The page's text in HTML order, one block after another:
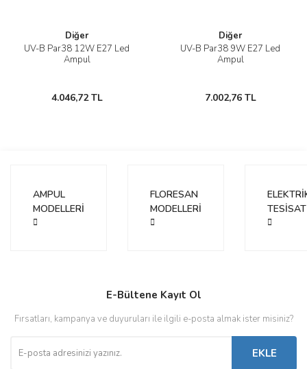
Diğer
UV-B Par38 12W E27 Led
Ampul
4.046,72 TL
Diğer
UV-B Par38 9W E27 Led
Ampul
7.002,76 TL
AMPUL
MODELLERİ
FLORESAN
MODELLERİ
TESİSAT
E-Bültene Kayıt Ol
Fırsatları, kampanya ve duyuruları ile ilgili e-posta almak ister misiniz?
EKLE